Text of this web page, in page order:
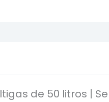
de 50 litros |